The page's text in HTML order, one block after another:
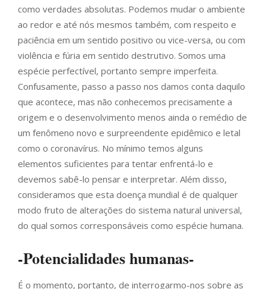
como verdades absolutas. Podemos mudar o ambiente
ao redor e até nós mesmos também, com respeito e
paciência em um sentido positivo ou vice-versa, ou com
violência e fúria em sentido destrutivo. Somos uma
espécie perfectível, portanto sempre imperfeita.
Confusamente, passo a passo nos damos conta daquilo
que acontece, mas não conhecemos precisamente a
origem e o desenvolvimento menos ainda o remédio de
um fenômeno novo e surpreendente epidêmico e letal
como o coronavírus. No mínimo temos alguns
elementos suficientes para tentar enfrentá-lo e
devemos sabê-lo pensar e interpretar. Além disso,
consideramos que esta doença mundial é de qualquer
modo fruto de alterações do sistema natural universal,
do qual somos corresponsáveis como espécie humana.
-Potencialidades humanas-
É o momento, portanto, de interrogarmo-nos sobre as